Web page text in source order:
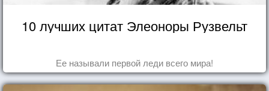
10 лучших цитат Элеоноры Рузвельт
Ее называли первой леди всего мира!